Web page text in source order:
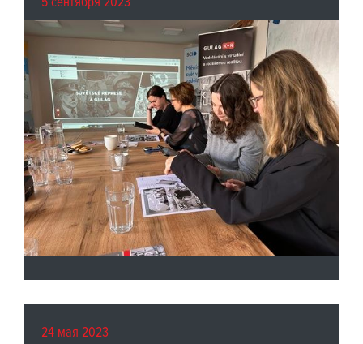
24 мая 2023